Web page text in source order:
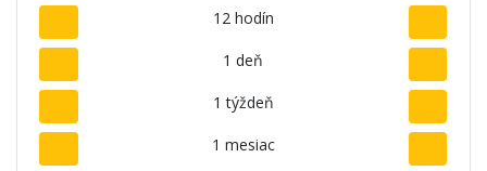
12 hodín
1 deň
1 týždeň
1 mesiac